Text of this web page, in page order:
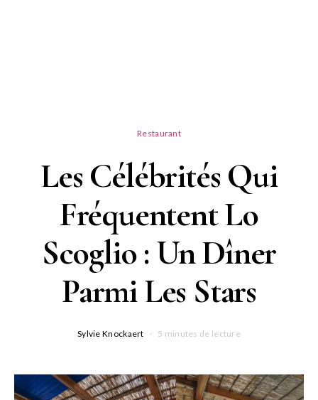
Restaurant
Les Célébrités Qui
Fréquentent Lo
Scoglio : Un Dîner
Parmi Les Stars
Sylvie Knockaert 5 minutes de lecture